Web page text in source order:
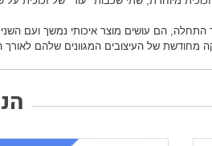
של העיצובים המגוונים שלהם לאורך